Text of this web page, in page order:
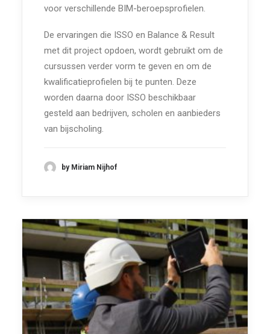
voor verschillende BIM-beroepsprofielen.
De ervaringen die ISSO en Balance & Result
met dit project opdoen, wordt gebruikt om de
cursussen verder vorm te geven en om de
kwalificatieprofielen bij te punten. Deze
worden daarna door ISSO beschikbaar
gesteld aan bedrijven, scholen en aanbieders
van bijscholing.
by Miriam Nijhof